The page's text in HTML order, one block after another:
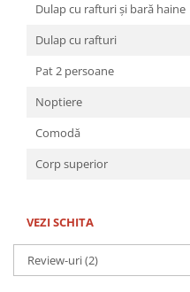
Dulap cu rafturi și bară haine
Dulap cu rafturi
Pat 2 persoane
Noptiere
Comodă
Corp superior
VEZI SCHITA
Review-uri(2)